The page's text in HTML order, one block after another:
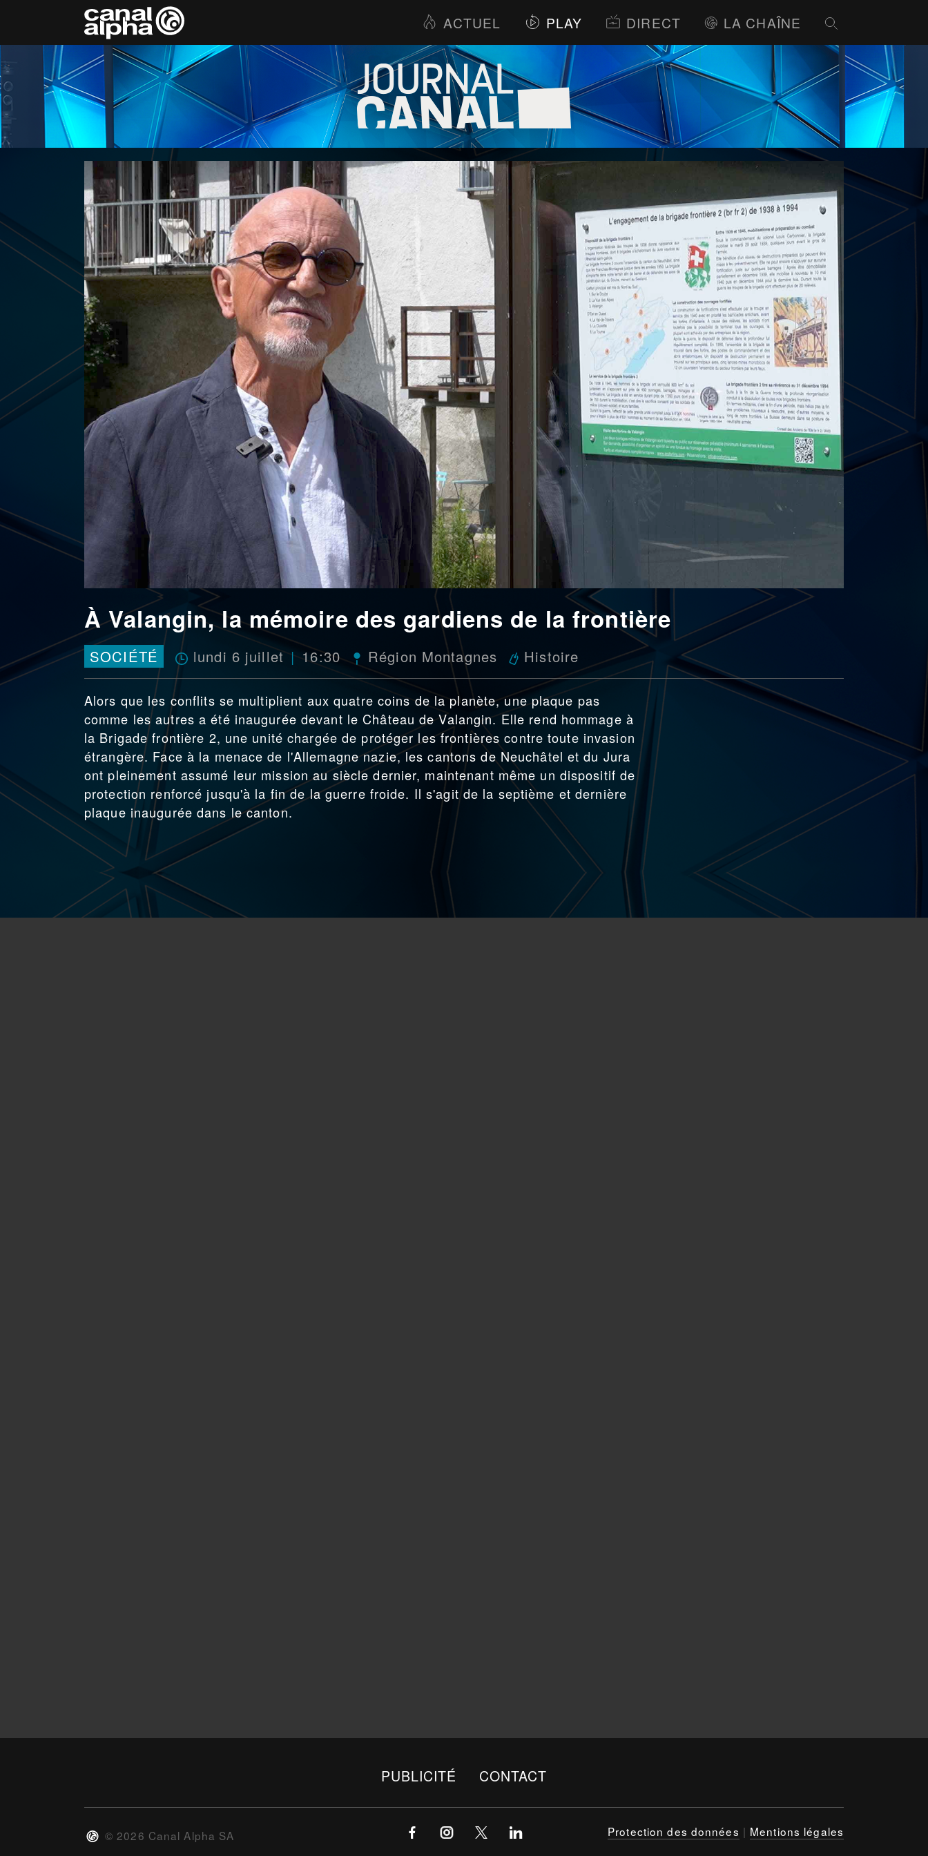
ACTUEL PLAY DIRECT LA CHAÎNE
À Valangin, la mémoire des gardiens de la frontière
SOCIÉTÉ lundi 6 juillet 16:30 Région Montagnes Histoire
Alors que les conflits se multiplient aux quatre coins de la planète, une plaque pas
comme les autres a été inaugurée devant le Château de Valangin. Elle rend hommage à
la Brigade frontière 2, une unité chargée de protéger les frontières contre toute invasion
étrangère. Face à la menace de l'Allemagne nazie, les cantons de Neuchâtel et du Jura
ont pleinement assumé leur mission au siècle dernier, maintenant même un dispositif de
protection renforcé jusqu'à la fin de la guerre froide. Il s'agit de la septième et dernière
plaque inaugurée dans le canton.
PUBLICITÉ CONTACT
© 2026 Canal Alpha SA Protection des données | Mentions légales